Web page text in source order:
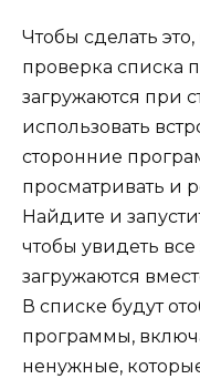
Чтобы сделать
проверка списка
загружаются при
использовать
сторонние
просматривать и
Найдите и
чтобы увидеть
загружаются
В списке будут
программы,
ненужные,